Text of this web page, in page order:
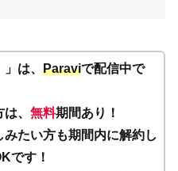
は、 Paraviで配信中で
、 無料期間あり！
たい方も期間内に解約し
です！